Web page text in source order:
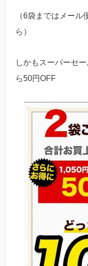
（6袋まではメー
ら）
しかもスーパーセ
ら50円OFF